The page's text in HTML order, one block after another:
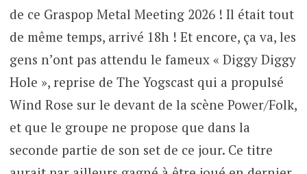
de ce Graspop Metal Meeting 2026 ! Il était tout
de même temps, arrivé 18h ! Et encore, ça va, les
gens n’ont pas attendu le fameux « Diggy Diggy
Hole », reprise de The Yogscast qui a propulsé
Wind Rose sur le devant de la scène Power/Folk,
et que le groupe ne propose que dans la
seconde partie de son set de ce jour. Ce titre